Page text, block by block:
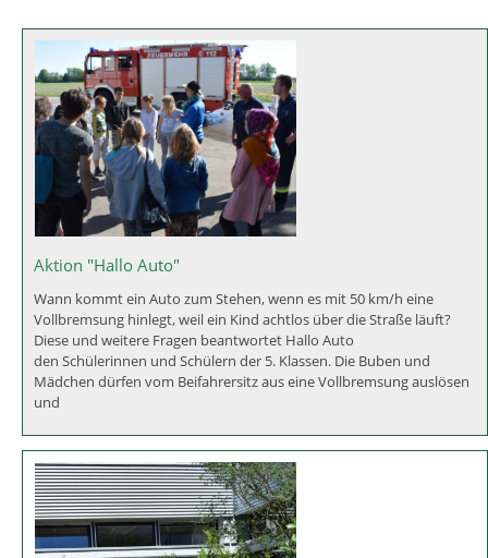
Sie sind hier: Grund- und Mittelschule Asbach-Bäumenheim
Schüler
> Aktionen > Übersicht über die Schuljahre
2017/2018
Aktion "Hallo Auto"